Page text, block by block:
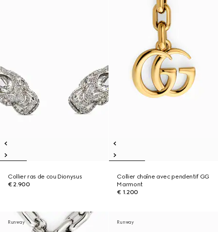
Collier ras de cou Dionysus
€ 2.900
Collier chaîne avec pendentif GG
Marmont
€ 1.200
Runway Runway